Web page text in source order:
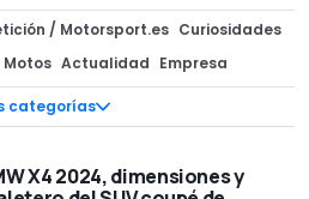
categorías
/ Motorsport.es Curiosidades
Motos Actualidad Empresa
Superdeportivos
InsideEVs Recreaciones
X4 2024, dimensiones y